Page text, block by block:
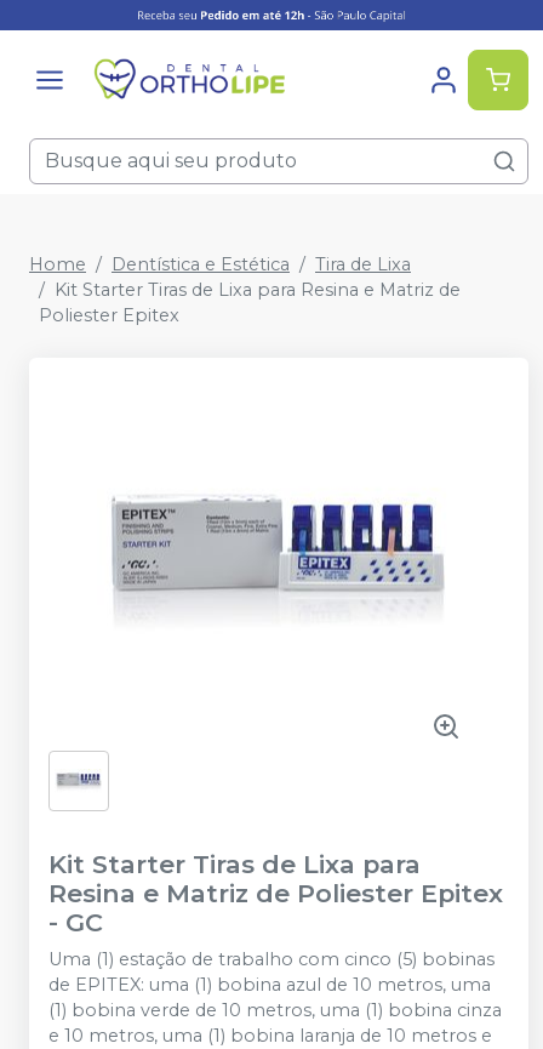
Home Dentística e Estética
Tira de Lixa
Kit Starter Tiras de Lixa para Resina e Matriz de
Poliester Epitex
Kit Starter Tiras de Lixa para
Resina e Matriz de Poliester Epitex
- GC
Uma (1) estação de trabalho com cinco (5) bobinas
de EPITEX: uma (1) bobina azul de 10 metros, uma
(1) bobina verde de 10 metros, uma (1) bobina cinza
e 10 metros, uma (1) bobina laranja de 10 metros e